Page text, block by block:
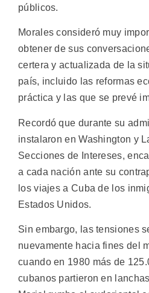
públicos.
Morales consideró muy
obtener de sus
certera y actualizada de la
país, incluido las reformas
práctica y las que se prevé
Recordó que durante su
instalaron en Washington y
Secciones de Intereses,
a cada nación ante su
los viajes a Cuba de los
Estados Unidos.
Sin embargo, las tensiones
nuevamente hacia fines del
cuando en 1980 más de
cubanos partieron en